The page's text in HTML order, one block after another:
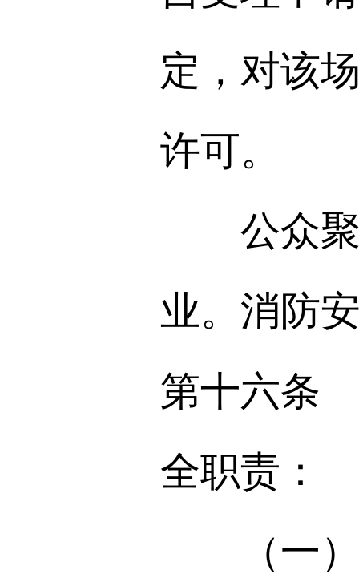
定，对该
许可。
公众聚
业。消防
第十六条
全职责：
（一）